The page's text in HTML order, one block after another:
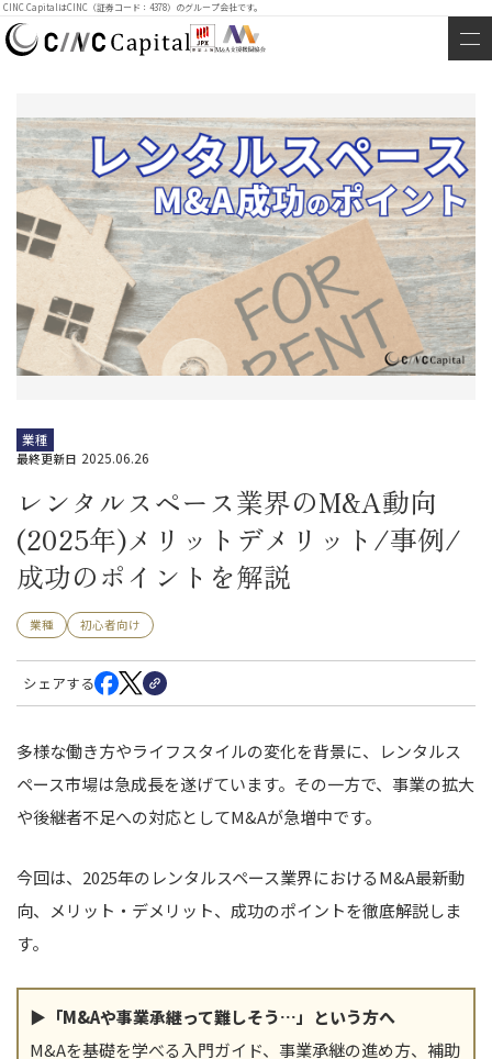
CINC CapitalはCINC（証券コード：4378）のグループ会社です。
業種
最終更新日 2025.06.26
レンタルスペース業界のM&A動向
(2025年)メリットデメリット/事例/
成功のポイントを解説
業種 初心者向け
シェアする
多様な働き方やライフスタイルの変化を背景に、レンタルス
ペース市場は急成長を遂げています。その一方で、事業の拡大
や後継者不足への対応としてM&Aが急増中です。
今回は、2025年のレンタルスペース業界におけるM&A最新動
向、メリット・デメリット、成功のポイントを徹底解説しま
す。
▶「M&Aや事業承継って難しそう…」という方へ
M&Aを基礎を学べる入門ガイド、事業承継の進め方、補助